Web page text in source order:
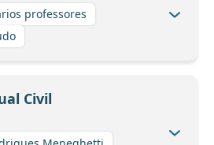
professores
Civil